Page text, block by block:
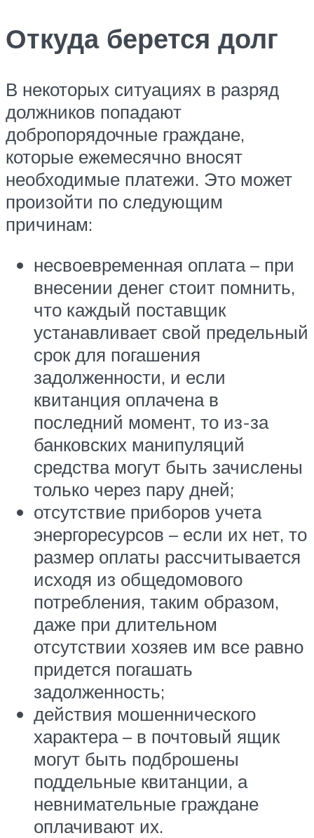
Откуда берется долг
В некоторых ситуациях в разряд
должников попадают
добропорядочные граждане,
которые ежемесячно вносят
необходимые платежи. Это может
произойти по следующим
причинам:
несвоевременная оплата – при
внесении денег стоит помнить,
что каждый поставщик
устанавливает свой предельный
срок для погашения
задолженности, и если
квитанция оплачена в
последний момент, то из-за
банковских манипуляций
средства могут быть зачислены
только через пару дней;
отсутствие приборов учета
энергоресурсов – если их нет, то
размер оплаты рассчитывается
исходя из общедомового
потребления, таким образом,
даже при длительном
отсутствии хозяев им все равно
придется погашать
задолженность;
действия мошеннического
характера – в почтовый ящик
могут быть подброшены
поддельные квитанции, а
невнимательные граждане
оплачивают их.